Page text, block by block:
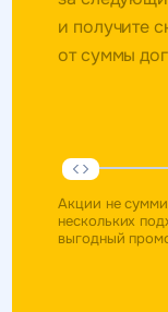
и получите
от суммы
Акции не
нескольких
выгодный